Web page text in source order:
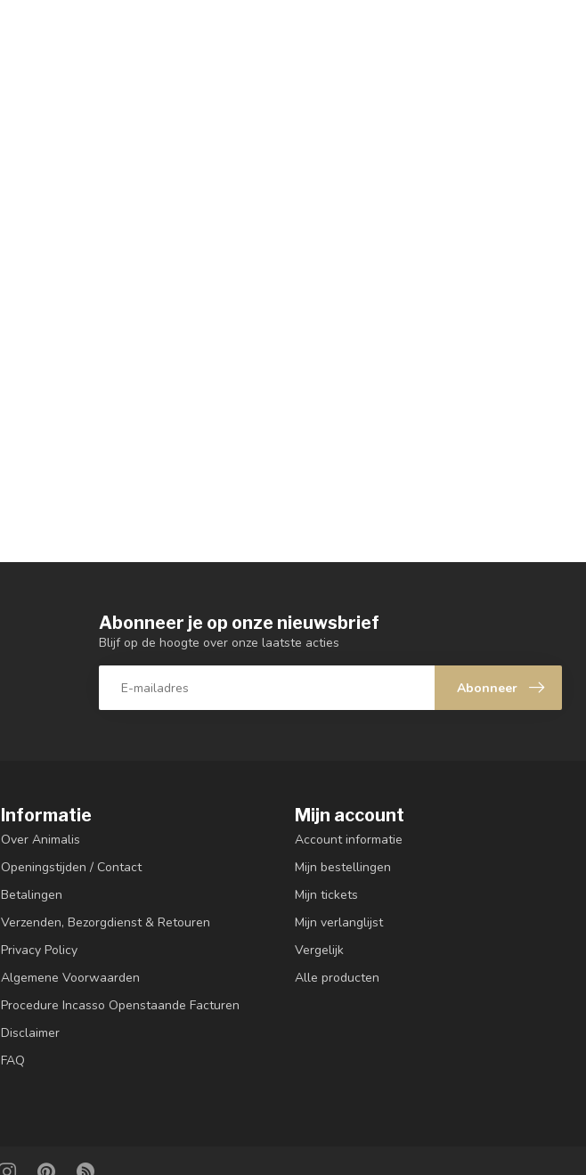
Abonneer je op onze nieuwsbrief
Blijf op de hoogte over onze laatste acties
Abonneer
Informatie
Over Animalis
Openingstijden / Contact
Betalingen
Verzenden, Bezorgdienst & Retouren
Privacy Policy
Algemene Voorwaarden
Procedure Incasso Openstaande Facturen
Disclaimer
FAQ
Mijn account
Account informatie
Mijn bestellingen
Mijn tickets
Mijn verlanglijst
Vergelijk
Alle producten